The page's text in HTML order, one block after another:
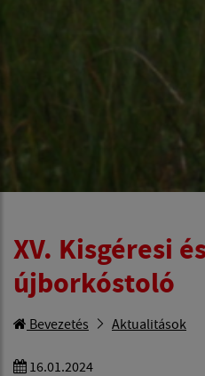
XV. Kisgéresi
újborkóstoló
Bevezetés Aktualitások
16.01.2024